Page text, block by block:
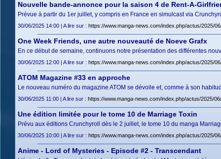
Nouvelle bande-annonce pour la saison 4 de Rent-A-
Prévue à partir du 1er juillet, y compris en France en simulcast via
30/06/2025 14:00 | A lire sur : https://www.manga-news.com/index.php/actus/2025/
One Week Friends, une autre nouveauté de Noeve Grafx
En ce début de semaine, continuons notre présentation des différentes
30/06/2025 12:00 | A lire sur : https://www.manga-news.com/index.php/actus/2025/
ATOM Magazine #33 en approche
Le nouveau numéro du magazine ATOM se dévoile et, comme à son
30/06/2025 11:00 | A lire sur : https://www.manga-news.com/index.php/actus/2025/
Une édition limitée pour le tome 10 de Marriage Toxin
Prévu aux éditions Crunchyroll dès le 2 juillet, le tome 10 du manga
30/06/2025 10:00 | A lire sur : https://www.manga-news.com/index.php/actus/2025/
Anime - Lord of Mysteries - Episode #2 - Transcendant